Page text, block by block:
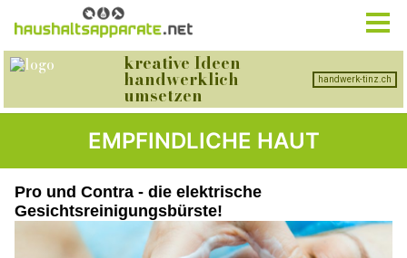
EMPFINDLICHE HAUT
Pro und Contra - die elektrische
Gesichtsreinigungsbürste!